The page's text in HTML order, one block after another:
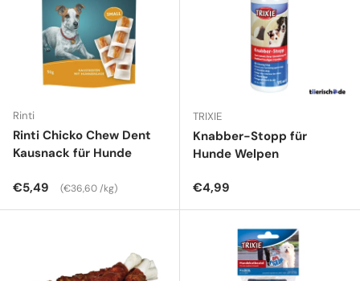
Rinti
Rinti Chicko Chew Dent
Kausnack für Hunde
Normaler Preis
€5,49 Grundpreis
€36,60 /kg
TRIXIE
Knabber-Stopp für
Hunde Welpen
Normaler Preis
€4,99